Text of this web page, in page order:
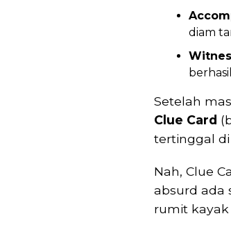
diam
Setelah
Clue Card
tertinggal di
Nah, Clue
absurd ada
rumit kayak